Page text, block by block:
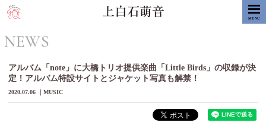
MENU
NEWS
アルバム「note」に大橋トリオ提供楽曲「Little Birds」の収録が決
定！アルバム特設サイトとジャケット写真も解禁！
2020.07.06 MUSIC